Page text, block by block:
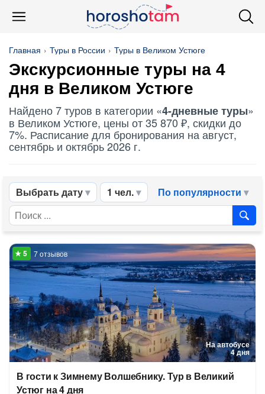
Главная Туры в России Туры в Великом Устюге
Экскурсионные туры на 4
дня в Великом Устюге
Найдено 7 туров в категории «4-дневные туры»
в Великом Устюге, цены от 35 870 ₽, скидки до
7%. Расписание для бронирования на август,
сентябрь и октябрь 2026 г.
Выбрать дату 1 чел. По популярности
На автобусе
4 дня
7 отзывов
В гости к Зимнему Волшебнику. Тур в Великий
Устюг на 4 дня